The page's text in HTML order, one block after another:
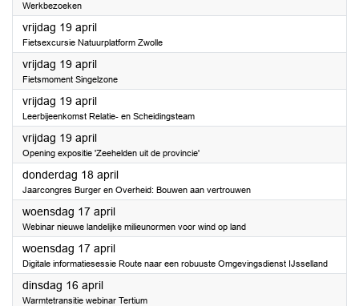
Werkbezoeken
vrijdag 19 april2024
Fietsexcursie Natuurplatform Zwolle
vrijdag 19 april2024
Fietsmoment Singelzone
vrijdag 19 april2024
Leerbijeenkomst Relatie- en Scheidingsteam
vrijdag 19 april2024
Opening expositie 'Zeehelden uit de provincie'
donderdag 18 april2024
Jaarcongres Burger en Overheid: Bouwen aan vertrouwen
woensdag 17 april2024
Webinar nieuwe landelijke milieunormen voor wind op land
woensdag 17 april2024
Digitale informatiesessie Route naar een robuuste Omgevingsdienst IJsselland
dinsdag 16 april2024
Warmtetransitie webinar Tertium